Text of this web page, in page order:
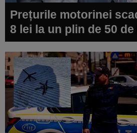
Prețurile motorinei
8 lei la un plin de 50